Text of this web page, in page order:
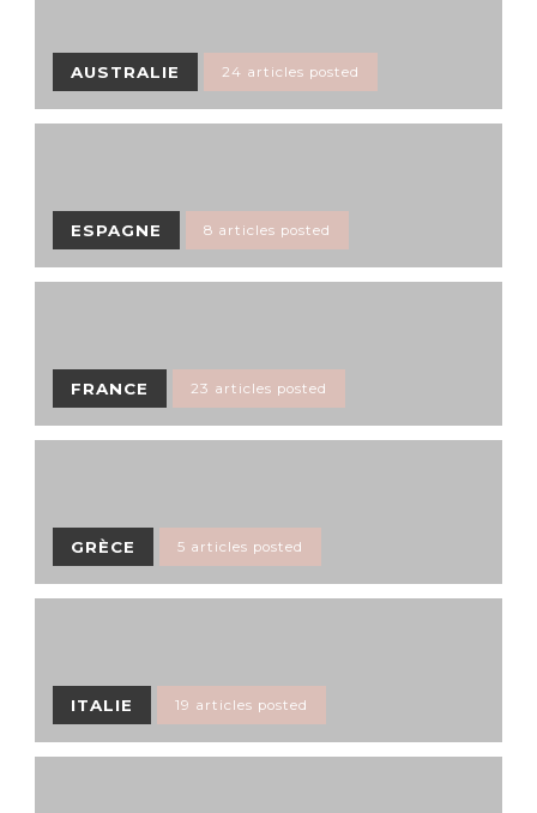
AUSTRALIE 24 articles posted
ESPAGNE 8 articles posted
FRANCE 23 articles posted
GRÈCE 5 articles posted
ITALIE 19 articles posted